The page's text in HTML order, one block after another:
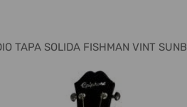
TAPA SOLIDA FISHMAN VINT SUNB